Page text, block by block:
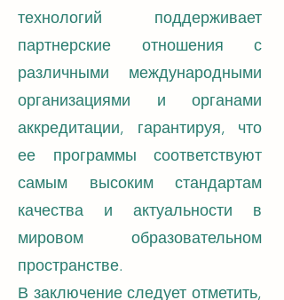
технологий поддерживает
партнерские отношения с
различными международными
организациями и органами
аккредитации, гарантируя, что
ее программы соответствуют
самым высоким стандартам
качества и актуальности в
мировом образовательном
пространстве.
В заключение следует отметить,